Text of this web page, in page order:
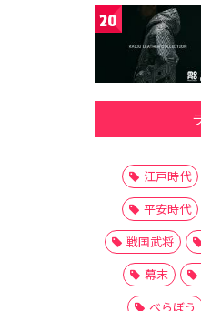
20
江戸時代
平安時代
戦国武将
幕末
べらぼう